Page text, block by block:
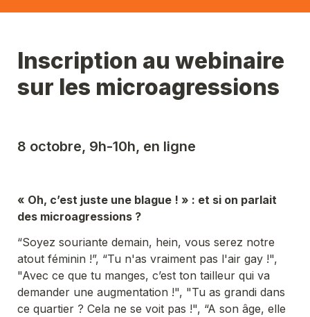
Inscription au webinaire
sur les microagressions
8 octobre, 9h-10h, en ligne
« Oh, c’est juste une blague ! » : et si on parlait
des microagressions ?
“Soyez souriante demain, hein, vous serez notre
atout féminin !”, “Tu n'as vraiment pas l'air gay !",
"Avec ce que tu manges, c’est ton tailleur qui va
demander une augmentation !", "Tu as grandi dans
ce quartier ? Cela ne se voit pas !", “A son âge, elle